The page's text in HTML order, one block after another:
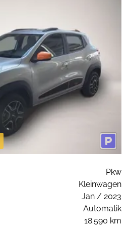
Pkw
Kleinwagen
Jan / 2023
Automatik
18.590 km